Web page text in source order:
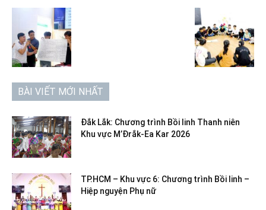
BÀI VIẾT MỚI NHẤT
Đắk Lắk: Chương trình Bồi linh Thanh niên
Khu vực M’Đrắk-Ea Kar 2026
TP.HCM – Khu vực 6: Chương trình Bồi linh –
Hiệp nguyện Phụ nữ